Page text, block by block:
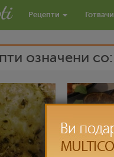
Рецепти Готвачи
означени со: